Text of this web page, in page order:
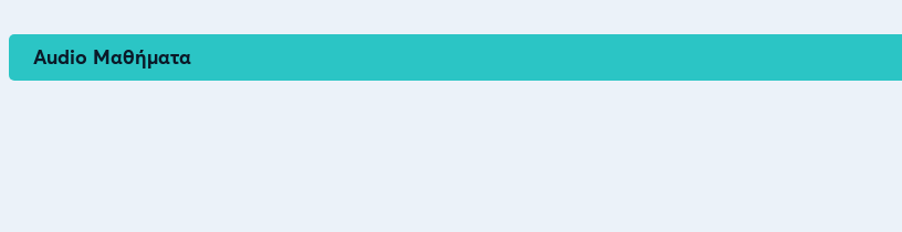
Audio Μαθήματα